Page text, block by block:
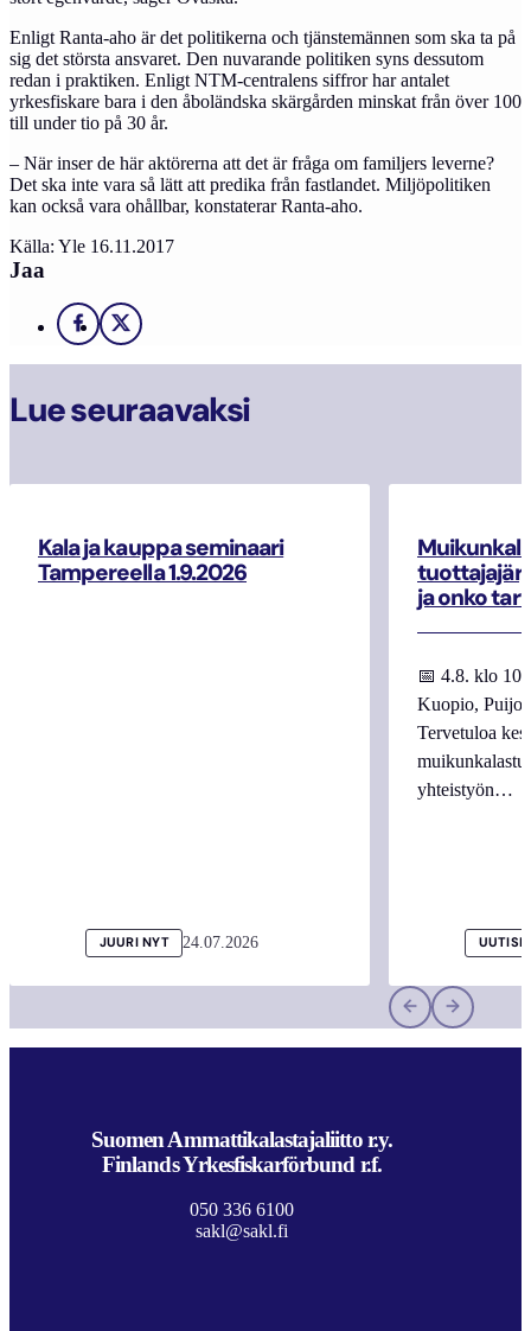
Enligt Ranta-aho är det politikerna och tjänstemännen som ska ta på
sig det största ansvaret. Den nuvarande politiken syns dessutom
redan i praktiken. Enligt NTM-centralens siffror har antalet
yrkesfiskare bara i den åboländska skärgården minskat från över 100
till under tio på 30 år.
– När inser de här aktörerna att det är fråga om familjers leverne?
Det ska inte vara så lätt att predika från fastlandet. Miljöpolitiken
kan också vara ohållbar, konstaterar Ranta-aho.
Källa: Yle 16.11.2017
Jaa
Facebook
X
Lue seuraavaksi
Kala ja kauppa seminaari
Tampereella 1.9.2026
JUURI NYT 24.07.2026
ja onko
📅 4.8. klo
Kuopio,
Tervetuloa
yhteistyön…
Suomen Ammattikalastajaliitto r.y.
Finlands Yrkesfiskarförbund r.f.
050 336 6100
sakl@sakl.fi